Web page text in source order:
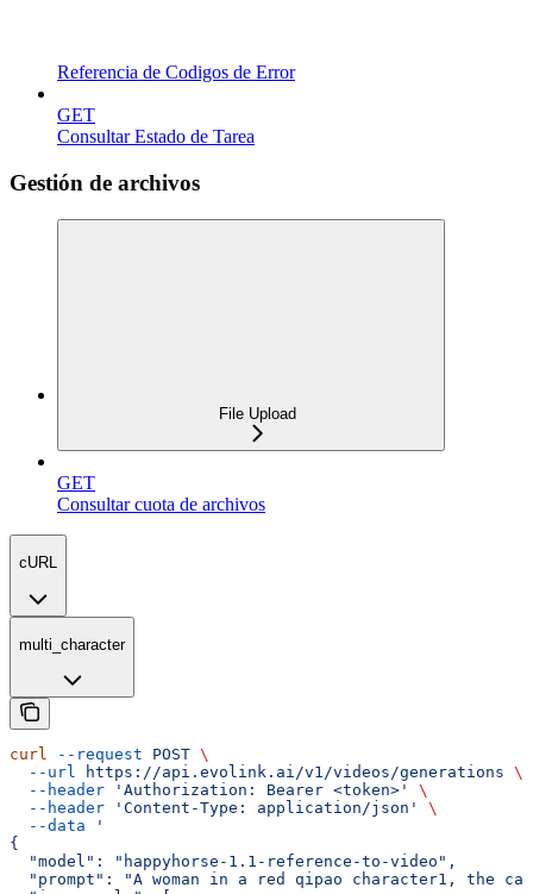
Referencia de Codigos de Error
GET
Consultar Estado de Tarea
Gestión de archivos
File Upload
GET
Consultar cuota de archivos
cURL
multi_character
curl --request POST \
  --url
https://api.evolink.ai/v1/videos/generations \
  --header
'Authorization: Bearer <token>'
\
  --header
'Content-Type: application/json'
\
  --data
'
{
  "model": "happyhorse-1.1-reference-to-video",
"prompt": "A woman in a red qipao character1, the